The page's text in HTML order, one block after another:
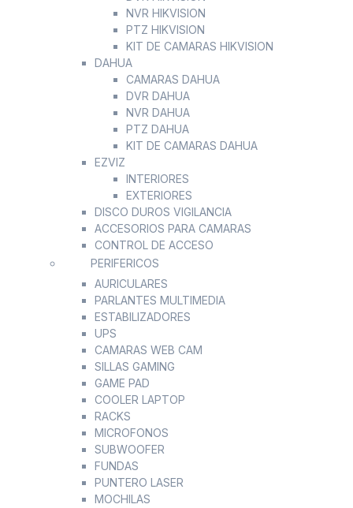
NVR HIKVISION
PTZ HIKVISION
KIT DE CAMARAS HIKVISION
DAHUA
CAMARAS DAHUA
DVR DAHUA
NVR DAHUA
PTZ DAHUA
KIT DE CAMARAS DAHUA
EZVIZ
INTERIORES
EXTERIORES
DISCO DUROS VIGILANCIA
ACCESORIOS PARA CAMARAS
CONTROL DE ACCESO
PERIFERICOS
AURICULARES
PARLANTES MULTIMEDIA
ESTABILIZADORES
UPS
CAMARAS WEB CAM
SILLAS GAMING
GAME PAD
COOLER LAPTOP
RACKS
MICROFONOS
SUBWOOFER
FUNDAS
PUNTERO LASER
MOCHILAS